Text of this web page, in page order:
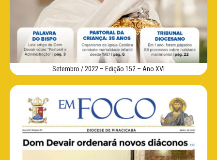
Setembro / 2022 – Edição 152 – Ano XVI